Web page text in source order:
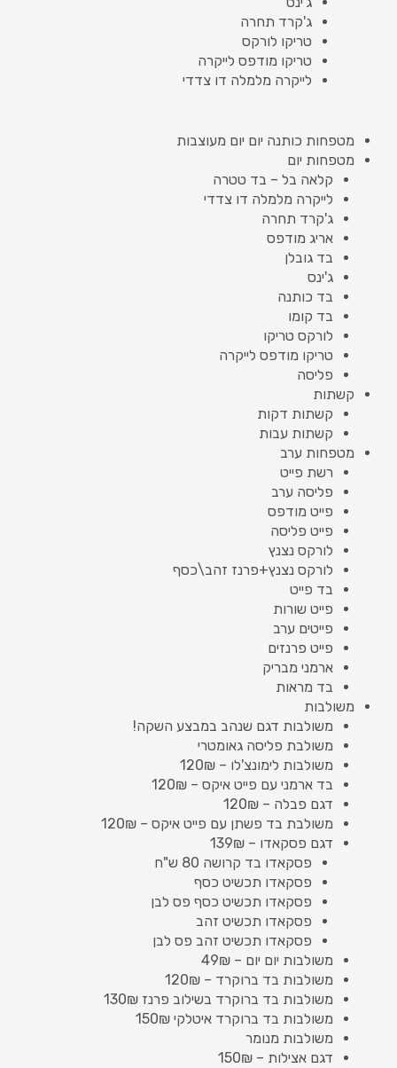
ג'קרד תחרה
טריקו לורקס
טריקו מודפס לייקרה
לייקרה מלמלה דו צדדי
מטפחות כותנה יום יום מעוצבות
מטפחות יום
קלאה בל – בד טטרה
לייקרה מלמלה דו צדדי
ג'קרד תחרה
אריג מודפס
בד גובלן
ג'ינס
בד כותנה
בד קומו
לורקס טריקו
טריקו מודפס לייקרה
פליסה
קשתות
קשתות דקות
קשתות עבות
מטפחות ערב
רשת פייט
פליסה ערב
פייט מודפס
פייט פליסה
לורקס נצנץ
לורקס נצנץ+פרנז זהב\כסף
בד פייט
פייט שורות
פייטים ערב
פייט פרנזים
ארמני מבריק
בד מראות
משולבות
משולבות דגם שנהב במבצע השקה!
משולבת פליסה גאומטרי
משולבות לימונצ'לו – 120₪
בד ארמני עם פייט איקס – 120₪
דגם פבלה – 120₪
משולבת בד פשתן עם פייט איקס – 120₪
דגם פסקאדו – 139₪
פסקאדו בד קרושה 80 ש"ח
פסקאדו תכשיט כסף
פסקאדו תכשיט כסף פס לבן
פסקאדו תכשיט זהב
פסקאדו תכשיט זהב פס לבן
משולבות יום יום – 49₪
משולבות בד ברוקרד – 120₪
משולבות בד ברוקרד בשילוב פרנז 130₪
משולבות בד ברוקרד איטלקי 150₪
משולבות מנומר
דגם אצילות – 150₪